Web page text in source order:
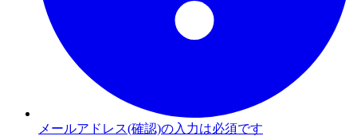
メールアドレス(確認)の入力は必須です